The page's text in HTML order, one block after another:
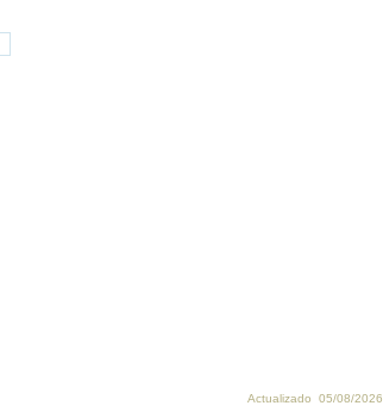
Actualizado 05/08/2026